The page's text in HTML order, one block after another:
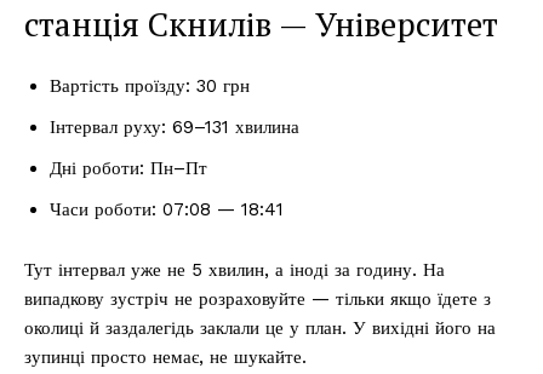
станція Скнилів — Університет
Вартість проїзду: 30 грн
Інтервал руху: 69–131 хвилина
Дні роботи: Пн–Пт
Часи роботи: 07:08 — 18:41
Тут інтервал уже не 5 хвилин, а іноді за годину. На
випадкову зустріч не розраховуйте — тільки якщо їдете з
околиці й заздалегідь заклали це у план. У вихідні його на
зупинці просто немає, не шукайте.